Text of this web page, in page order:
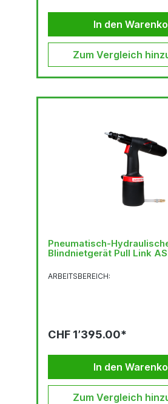
In den
Zum Vergleich
Pneumatisch-
Blindnietgerät Pull Link
ARBEITSBEREICH:
CHF 1’395.00*
In den
Zum Vergleich